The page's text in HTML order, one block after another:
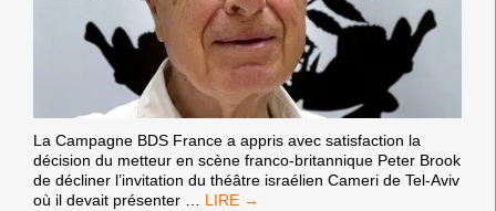
La Campagne BDS France a appris avec satisfaction la
décision du metteur en scène franco-britannique Peter Brook
de décliner l’invitation du théâtre israélien Cameri de Tel-Aviv
où il devait présenter
PETER